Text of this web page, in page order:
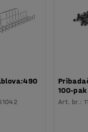
100-pak
Art. br.: